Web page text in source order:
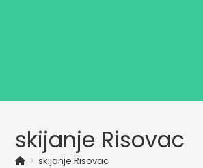
skijanje Risovac
> skijanje Risovac